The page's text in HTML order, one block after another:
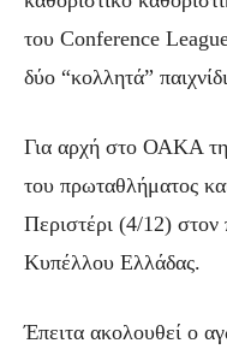
του Conference
δύο “κολλητά”
Για αρχή στο ΟΑΚΑ
του πρωταθλήματος
Περιστέρι (4/12)
Κυπέλλου Ελλάδας.
Έπειτα ακολουθεί ο